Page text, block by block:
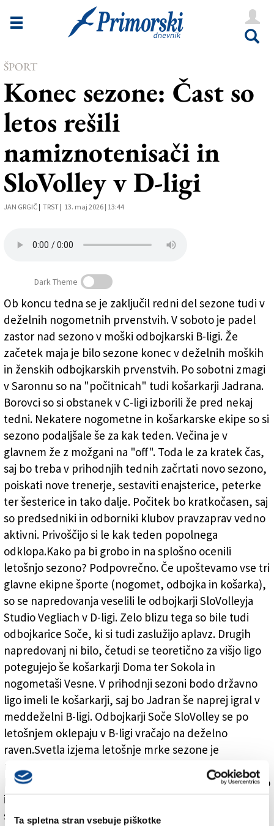
Ta spletna stran vsebuje piškotke
Novice
Goriška
Kultura
Šport
Vreme
V Kioskih
Uredništvo
Zadruga PD
Naročnine
ŠPORT
Konec sezone: Čast so
letos rešili
namiznotenisači in
SloVolley v D-ligi
JAN GRGIČ | TRST | 13. maj 2026 | 13:44
Dark Theme
Ob koncu tedna se je zaključil redni del sezone tudi v
deželnih nogometnih prvenstvih. V soboto je padel
zastor nad sezono v moški odbojkarski B-ligi. Že
začetek maja je bilo sezone konec v deželnih moških
in ženskih odbojkarskih prvenstvih. Po sobotni zmagi
v Saronnu so na "počitnicah" tudi košarkarji Jadrana.
Borovci so si obstanek v C-ligi izborili že pred nekaj
tedni. Nekatere nogometne in košarkarske ekipe so si
sezono podaljšale še za kak teden. Večina je v
glavnem že z možgani na "off". Toda le za kratek čas,
saj bo treba v prihodnjih tednih začrtati novo sezono,
poiskati nove trenerje, sestaviti enajsterice, peterke
ter šesterice in tako dalje. Počitek bo kratkočasen, saj
so predsedniki in odborniki klubov pravzaprav vedno
aktivni. Privoščijo si le kak teden popolnega
odklopa.Kako pa bi grobo in na splošno ocenili
letošnjo sezono? Podpovrečno. Če upoštevamo vse tri
glavne ekipne športe (nogomet, odbojka in košarka),
so se napredovanja veselili le odbojkarji SloVolleyja
Studio Vegliach v D-ligi. Zelo blizu tega so bile tudi
odbojkarice Soče, ki si tudi zaslužijo aplavz. Drugih
napredovanj ni bilo, četudi se teoretično za višjo ligo
potegujejo še košarkarji Doma ter Sokola in
nogometaši Vesne. V prihodnji sezoni bodo državno
ligo imeli le košarkarji, saj bo Jadran še naprej igral v
meddeželni B-ligi. Odbojkarji Soče SloVolley se po
letošnjem oklepaju v B-ligi vračajo na deželno
raven.Svetla izjema letošnje mrke sezone je
namiznoteniški športni krožek Kras, pri katerem so
letos praznovali dvojno napredovanje: v moško A2-ligo
in moško B2-ligo.Z zaključkom rednega dela sezone
se z današnjo 25. izdajo poslavlja tudi torkova športna